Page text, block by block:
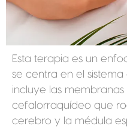
Esta terapia es un
se centra en el sistema
incluye las membranas
cefalorraquídeo que
cerebro y la médula